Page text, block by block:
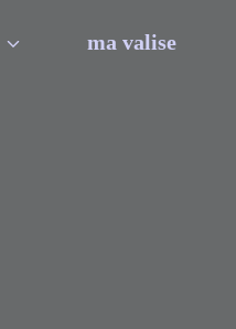
ma valise